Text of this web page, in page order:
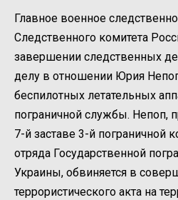
Главное военное
Следственного комитета
завершении следственных
делу в отношении Юрия
беспилотных летательных
пограничной службы. Непоп,
7-й заставе 3-й пограничной
отряда Государственной
Украины, обвиняется в
террористического акта на